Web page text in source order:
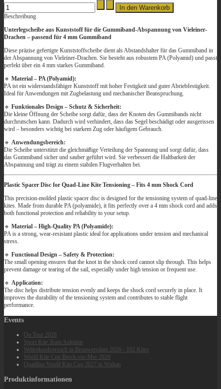
Beschreibung
Unterlegscheibe aus Kunststoff für die Gummiband-Abspannung von Vieleiner-
Drachen – passend für 4 mm Gummiband
Diese präzise gefertigte Kunststoffscheibe dient als Abstandshalter für das Gummiband in
der Abspannung von Vieleiner-Drachen. Sie besteht aus robustem PA (Polyamid) und passt
perfekt über ein 4 mm starkes Gummiband.
🔹 Material – PA (Polyamid):
PA ist ein widerstandsfähiger Kunststoff mit hoher Festigkeit und guter Abriebfestigkeit.
Ideal für Anwendungen mit Zugbelastung und mechanischer Beanspruchung.
🔹 Funktionales Design – Schutz & Sicherheit:
Die kleine Öffnung der Scheibe sorgt dafür, dass der Knoten des Gummibands nicht
durchrutschen kann. Dadurch wird verhindert, dass das Segel beschädigt oder ausgerissen
wird – besonders wichtig bei starkem Zug oder häufigem Gebrauch.
🔹 Anwendungsbereich:
Die Scheibe unterstützt die gleichmäßige Verteilung der Spannung und sorgt dafür, dass
das Gummiband sicher und sauber geführt wird. Sie verbessert die Haltbarkeit der
Abspannung und trägt zu einem stabilen Flugverhalten bei.
Plastic Spacer Disc for Quad-Line Kite Tensioning – Fits 4 mm Shock Cord
This precision-molded plastic spacer disc is designed for the tensioning system of quad-line
kites. Made from durable PA (polyamide), it fits perfectly over a 4 mm shock cord and adds
both functional protection and reliability to your setup.
🔹 Material – High-Quality PA (Polyamide):
PA is a strong, wear-resistant plastic ideal for applications under tension and mechanical
stress.
🔹 Functional Design – Safety & Protection:
The small opening ensures that the knot in the shock cord cannot slip through. This helps
prevent damage or tearing of the sail, especially under high tension or frequent use.
🔹 Application:
The disc helps distribute tension evenly and keeps the shock cord securely in place. It
improves the durability of the tensioning system and contributes to stable flight
performance.
Events
On Tour 2026
Sport Kite Team Solution
Weltrekordversuch in Brouwersdam 2026 - 102 Kites
World Kite Cup Berck‑sur‑Mer 2026
Quadline World Kite Cup 2027 in Wuhan
Produktinformationen